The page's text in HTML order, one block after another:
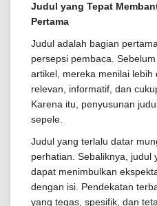
Judul yang Tepat
Pertama
Judul adalah bagian
persepsi pembaca.
artikel, mereka menilai lebih
relevan, informatif, dan
Karena itu, penyusunan
sepele.
Judul yang terlalu datar
perhatian. Sebaliknya, judul
dapat menimbulkan
dengan isi. Pendekatan
yang tegas, spesifik, dan